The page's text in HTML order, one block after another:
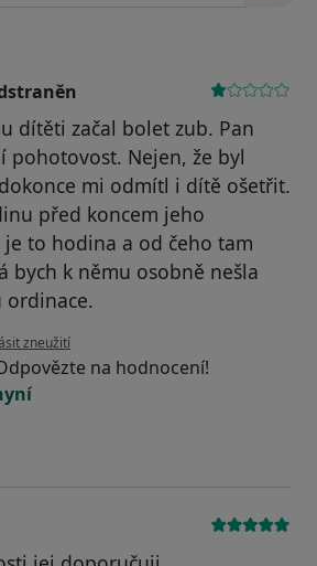
dítěti začal bolet zub. Pan
pohotovost. Nejen, že byl
mi odmítl i dítě ošetřit.
před koncem jeho
to hodina a od čeho tam
bych k němu osobně nešla
názoru uživatele Váš účet byl odstraněn
zneužití
na hodnocení!